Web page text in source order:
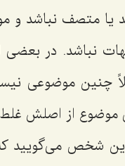
یا متصف نباشد و
نباشد. در
چنین موضوعى
موضوع از اصلش
این شخص